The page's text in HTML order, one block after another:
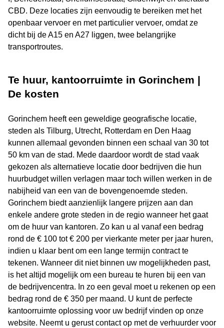
CBD. Deze locaties zijn eenvoudig te bereiken met het
openbaar vervoer en met particulier vervoer, omdat ze
dicht bij de A15 en A27 liggen, twee belangrijke
transportroutes.
Te huur, kantoorruimte in Gorinchem |
De kosten
Gorinchem heeft een geweldige geografische locatie,
steden als Tilburg, Utrecht, Rotterdam en Den Haag
kunnen allemaal gevonden binnen een schaal van 30 tot
50 km van de stad. Mede daardoor wordt de stad vaak
gekozen als alternatieve locatie door bedrijven die hun
huurbudget willen verlagen maar toch willen werken in de
nabijheid van een van de bovengenoemde steden.
Gorinchem biedt aanzienlijk langere prijzen aan dan
enkele andere grote steden in de regio wanneer het gaat
om de huur van kantoren. Zo kan u al vanaf een bedrag
rond de € 100 tot € 200 per vierkante meter per jaar huren,
indien u klaar bent om een lange termijn contract te
tekenen. Wanneer dit niet binnen uw mogelijkheden past,
is het altijd mogelijk om een bureau te huren bij een van
de bedrijvencentra. In zo een geval moet u rekenen op een
bedrag rond de € 350 per maand. U kunt de perfecte
kantoorruimte oplossing voor uw bedrijf vinden op onze
website. Neemt u gerust contact op met de verhuurder voor